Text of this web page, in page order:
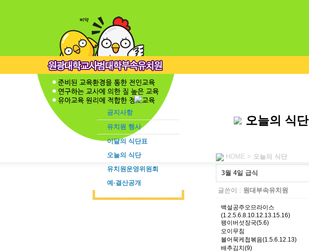
공지사항
유치원 행사
이달의 식단표
오늘의 식단
유치원운영위원회
예·결산공개
오늘의 식단
HOME > 오늘의 식단
3월 4일 급식
글쓴이 : 원대부속유치원
백설공주오므라이스
(1.2.5.6.8.10.12.13.15.16)
팽이버섯장국(5.6)
오이무침
볼어묵케첩볶음(1.5.6.12.13)
배추김치(9)